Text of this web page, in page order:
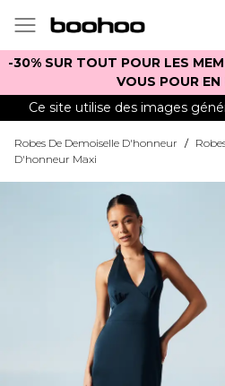
-30% SUR TOUT POUR LES
VOUS POUR EN
Ce site utilise des images
Robes De Demoiselle D'honneur /
D'honneur Maxi